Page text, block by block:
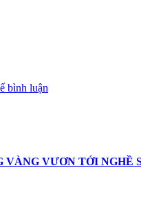
bình luận
VÀNG VƯƠN TỚI NGHỀ